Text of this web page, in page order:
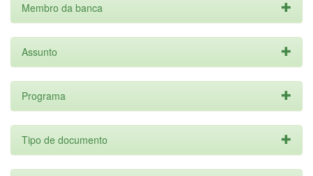
Membro da banca
Assunto
Programa
Tipo de documento